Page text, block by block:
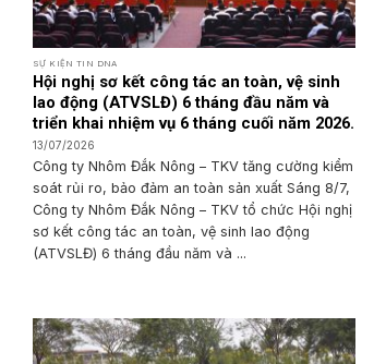
SỰ KIỆN TIN DNA
Hội nghị sơ kết công tác an toàn, vệ sinh
lao động (ATVSLĐ) 6 tháng đầu năm và
triển khai nhiệm vụ 6 tháng cuối năm 2026.
13/07/2026
Công ty Nhôm Đắk Nông – TKV tăng cường kiểm
soát rủi ro, bảo đảm an toàn sản xuất Sáng 8/7,
Công ty Nhôm Đắk Nông – TKV tổ chức Hội nghị
sơ kết công tác an toàn, vệ sinh lao động
(ATVSLĐ) 6 tháng đầu năm và ...